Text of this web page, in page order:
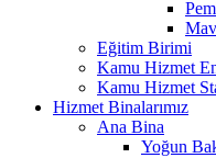
Eğitim Birimi
Kamu Hizmet
Kamu Hizmet
Hizmet Binalarımız
Ana Bina
Yoğun